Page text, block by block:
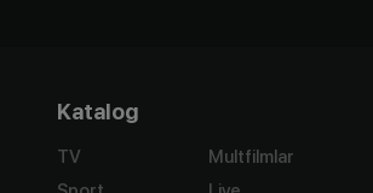
Katalog
TV
Multfilmlar